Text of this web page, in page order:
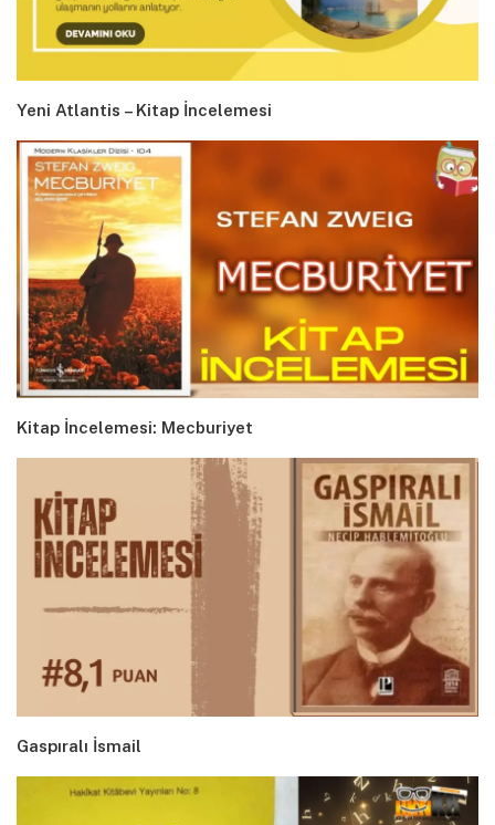
Yeni Atlantis – Kitap İncelemesi
Kitap İncelemesi: Mecburiyet
Gaspıralı İsmail